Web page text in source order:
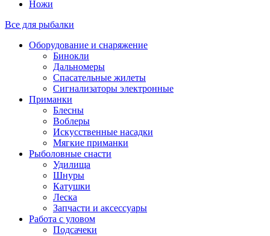
Ножи
Все для рыбалки
Оборудование и снаряжение
Бинокли
Дальномеры
Спасательные жилеты
Сигнализаторы электронные
Приманки
Блесны
Воблеры
Искусственные насадки
Мягкие приманки
Рыболовные снасти
Удилища
Шнуры
Катушки
Леска
Запчасти и аксессуары
Работа с уловом
Подсачеки